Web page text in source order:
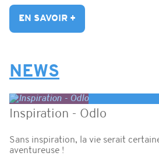
EN SAVOIR +
NEWS
Inspiration - Odlo
Sans inspiration, la vie serait
aventureuse !